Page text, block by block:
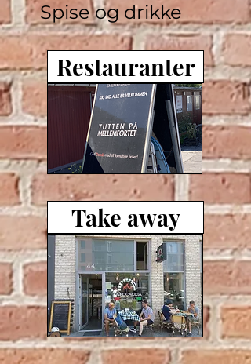
Spise og drikke
Restauranter
Take away